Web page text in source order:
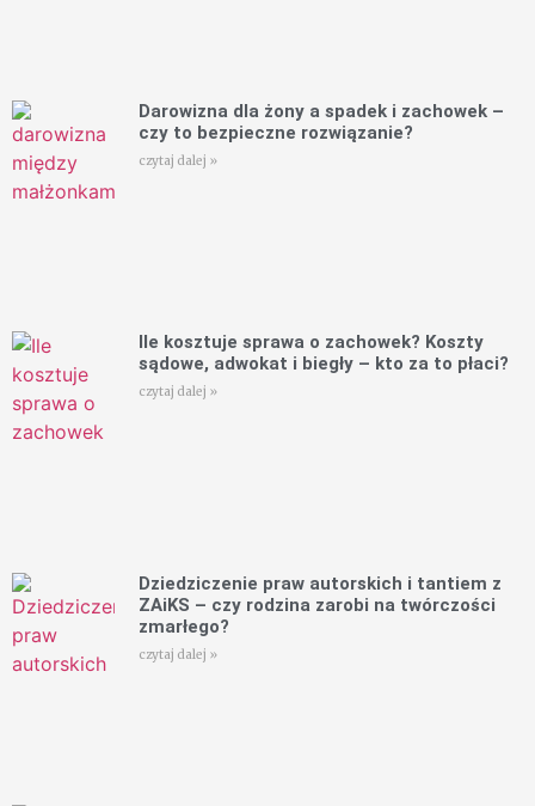
Darowizna dla żony a spadek i zachowek –
czy to bezpieczne rozwiązanie?
czytaj dalej »
Ile kosztuje sprawa o zachowek? Koszty
sądowe, adwokat i biegły – kto za to płaci?
czytaj dalej »
Dziedziczenie praw autorskich i tantiem z
ZAiKS – czy rodzina zarobi na twórczości
zmarłego?
czytaj dalej »